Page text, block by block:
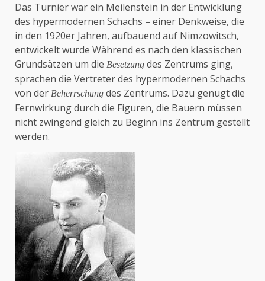
Das Turnier war ein Meilenstein in der Entwicklung
des hypermodernen Schachs – einer Denkweise, die
in den 1920er Jahren, aufbauend auf Nimzowitsch,
entwickelt wurde Während es nach den klassischen
Grundsätzen um die Besetzung des Zentrums ging,
sprachen die Vertreter des hypermodernen Schachs
von der Beherrschung des Zentrums. Dazu genügt die
Fernwirkung durch die Figuren, die Bauern müssen
nicht zwingend gleich zu Beginn ins Zentrum gestellt
werden.